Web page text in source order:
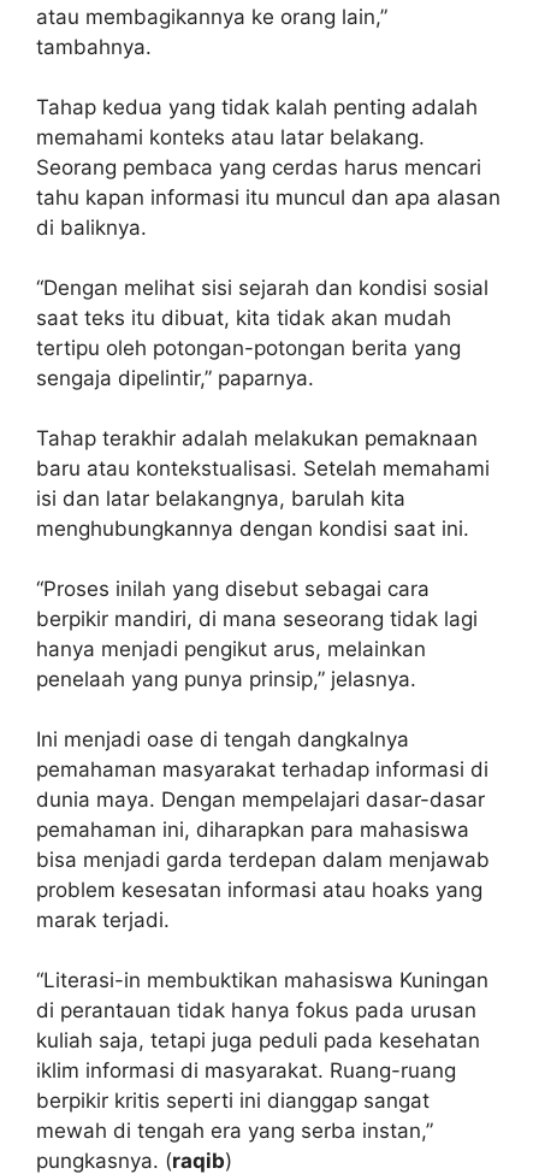
atau membagikannya ke orang lain,”
tambahnya.
Tahap kedua yang tidak kalah penting adalah
memahami konteks atau latar belakang.
Seorang pembaca yang cerdas harus mencari
tahu kapan informasi itu muncul dan apa alasan
di baliknya.
“Dengan melihat sisi sejarah dan kondisi sosial
saat teks itu dibuat, kita tidak akan mudah
tertipu oleh potongan-potongan berita yang
sengaja dipelintir,” paparnya.
Tahap terakhir adalah melakukan pemaknaan
baru atau kontekstualisasi. Setelah memahami
isi dan latar belakangnya, barulah kita
menghubungkannya dengan kondisi saat ini.
“Proses inilah yang disebut sebagai cara
berpikir mandiri, di mana seseorang tidak lagi
hanya menjadi pengikut arus, melainkan
penelaah yang punya prinsip,” jelasnya.
Ini menjadi oase di tengah dangkalnya
pemahaman masyarakat terhadap informasi di
dunia maya. Dengan mempelajari dasar-dasar
pemahaman ini, diharapkan para mahasiswa
bisa menjadi garda terdepan dalam menjawab
problem kesesatan informasi atau hoaks yang
marak terjadi.
“Literasi-in membuktikan mahasiswa Kuningan
di perantauan tidak hanya fokus pada urusan
kuliah saja, tetapi juga peduli pada kesehatan
iklim informasi di masyarakat. Ruang-ruang
berpikir kritis seperti ini dianggap sangat
mewah di tengah era yang serba instan,”
pungkasnya. (raqib)